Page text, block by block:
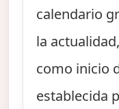
calendario
la
como inicio
establecida